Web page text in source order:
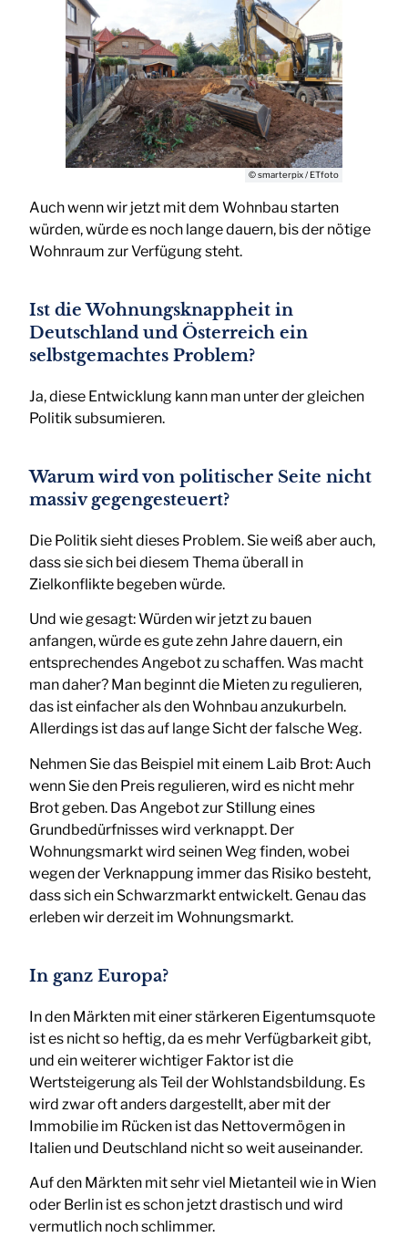
© smarterpix / ETfoto
Auch wenn wir jetzt mit dem Wohnbau starten
würden, würde es noch lange dauern, bis der nötige
Wohnraum zur Verfügung steht.
Ist die Wohnungsknappheit in
Deutschland und Österreich ein
selbstgemachtes Problem?
Ja, diese Entwicklung kann man unter der gleichen
Politik subsumieren.
Warum wird von politischer Seite nicht
massiv gegengesteuert?
Die Politik sieht dieses Problem. Sie weiß aber auch,
dass sie sich bei diesem Thema überall in
Zielkonflikte begeben würde.
Und wie gesagt: Würden wir jetzt zu bauen
anfangen, würde es gute zehn Jahre dauern, ein
entsprechendes Angebot zu schaffen. Was macht
man daher? Man beginnt die Mieten zu regulieren,
das ist einfacher als den Wohnbau anzukurbeln.
Allerdings ist das auf lange Sicht der falsche Weg.
Nehmen Sie das Beispiel mit einem Laib Brot: Auch
wenn Sie den Preis regulieren, wird es nicht mehr
Brot geben. Das Angebot zur Stillung eines
Grundbedürfnisses wird verknappt. Der
Wohnungsmarkt wird seinen Weg finden, wobei
wegen der Verknappung immer das Risiko besteht,
dass sich ein Schwarzmarkt entwickelt. Genau das
erleben wir derzeit im Wohnungsmarkt.
In ganz Europa?
In den Märkten mit einer stärkeren Eigentumsquote
ist es nicht so heftig, da es mehr Verfügbarkeit gibt,
und ein weiterer wichtiger Faktor ist die
Wertsteigerung als Teil der Wohlstandsbildung. Es
wird zwar oft anders dargestellt, aber mit der
Immobilie im Rücken ist das Nettovermögen in
Italien und Deutschland nicht so weit auseinander.
Auf den Märkten mit sehr viel Mietanteil wie in Wien
oder Berlin ist es schon jetzt drastisch und wird
vermutlich noch schlimmer.